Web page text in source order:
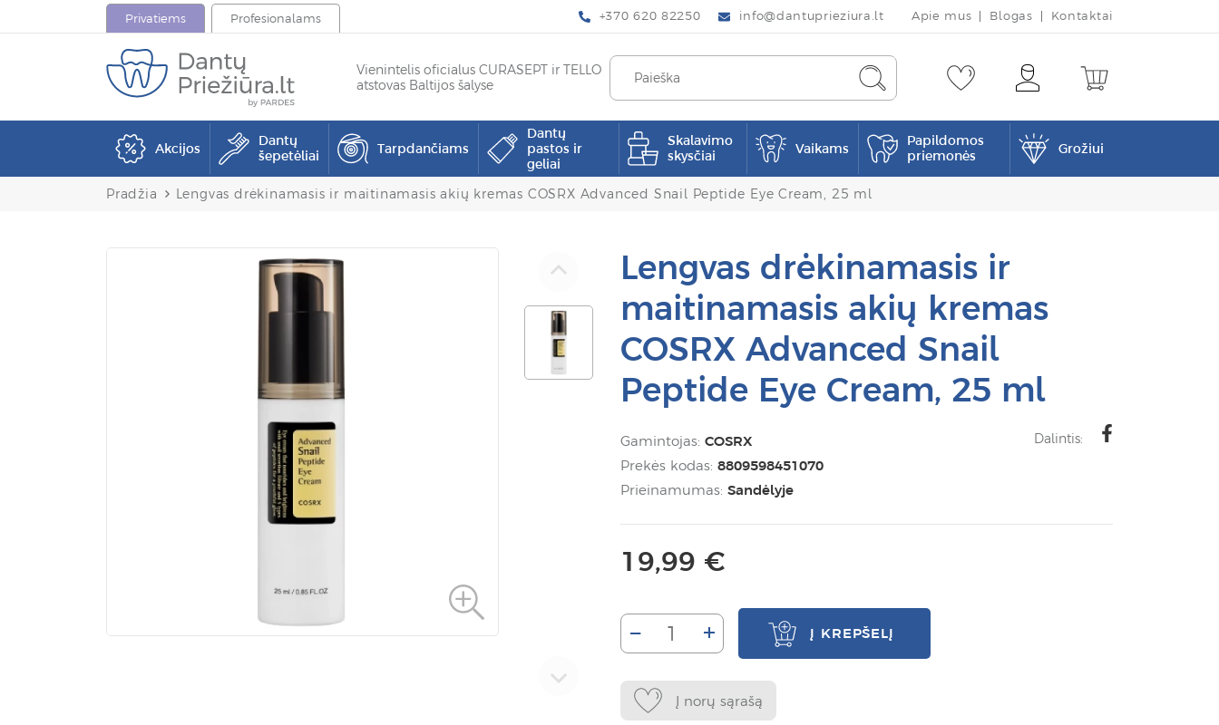
Privatiems Profesionalams +370 620 82250 info@dantuprieziura.lt Apie mus Blogas Kontaktai
Vienintelis oficialus CURASEPT ir TELLO
atstovas Baltijos šalyse
Akcijos
Dantų
šepetėliai
Tarpdančiams
Dantų
pastos ir
geliai
Skalavimo
skysčiai
Vaikams
Papildomos
priemonės
Grožiui
Pradžia Lengvas drėkinamasis ir maitinamasis akių kremas COSRX Advanced Snail Peptide Eye Cream, 25 ml
Lengvas drėkinamasis ir
maitinamasis akių kremas
COSRX Advanced Snail
Peptide Eye Cream, 25 ml
Gamintojas: COSRX
Prekės kodas: 8809598451070
Prieinamumas: Sandėlyje
Dalintis:
19,99 €
– + Į KREPŠELĮ
Į norų sąrašą